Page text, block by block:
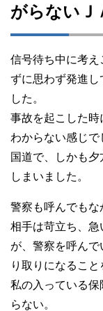
がらないＪ
信号待ち中に考
ずに思わず発進し
した。
事故を起こした
わからない感じで
国道で、しかも
しまいました。
警察も呼んでもな
相手は苛立ち、急
が、警察を呼ん
り取りになること
私の入っている
らない。